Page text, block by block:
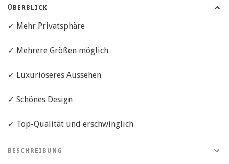
ÜBERBLICK
✓ Mehr Privatsphäre
✓ Mehrere Größen möglich
✓ Luxuriöseres Aussehen
✓ Schönes Design
✓ Top-Qualität und erschwinglich
BESCHREIBUNG